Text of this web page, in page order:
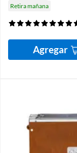
Retira mañana
Agregar